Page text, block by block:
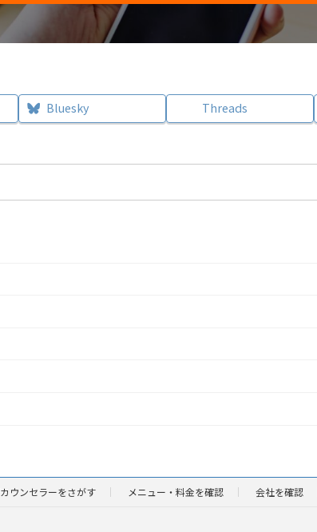
Bluesky Threads
ウンセラーをさがす メニュー・料金を確認 会社を確認